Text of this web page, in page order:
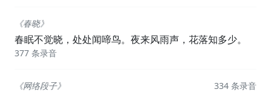
《春晓》
春眠不觉晓，处处闻啼鸟。夜来风雨声，花落知多少。
377 条录音
《网络段子》 334 条录音